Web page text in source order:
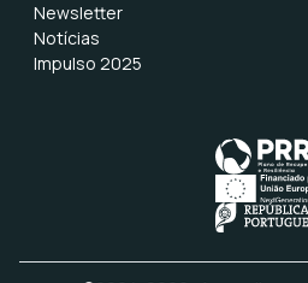
Newsletter
Notícias
Impulso 2025